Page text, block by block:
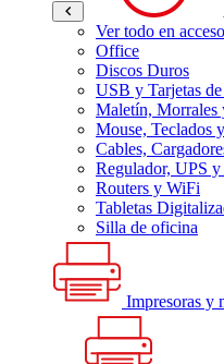
Ver todo en
Office
Discos Duros
USB y Tarjetas
Maletín, Morrales
Mouse, Teclados
Cables,
Regulador, UPS
Routers y WiFi
Tabletas
Silla de oficina
Impresoras y